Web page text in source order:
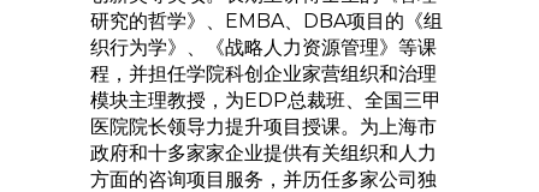
研究的哲学》、EMBA、DBA项目的《组
织行为学》、《战略人力资源管理》等课
程，并担任学院科创企业家营组织和治理
模块主理教授，为EDP总裁班、全国三甲
医院院长领导力提升项目授课。为上海市
政府和十多家家企业提供有关组织和人力
方面的咨询项目服务，并历任多家公司独